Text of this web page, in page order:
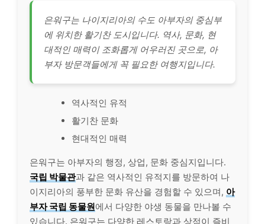
은워구는 나이지리아의 수도 아부자의 중심부
에 위치한 활기찬 도시입니다. 역사, 문화, 현
대적인 매력이 조화롭게 어우러진 곳으로, 아
부자 방문객들에게 꼭 필요한 여행지입니다.
역사적인 유적
활기찬 문화
현대적인 매력
은워구는 아부자의 행정, 상업, 문화 중심지입니다.
국립 박물관과 같은 역사적인 유적지를 방문하여 나
이지리아의 풍부한 문화 유산을 경험할 수 있으며, 아
부자 국립 동물원에서 다양한 야생 동물을 만나볼 수
있습니다. 은워구는 다양한 레스토랑과 상점이 즐비